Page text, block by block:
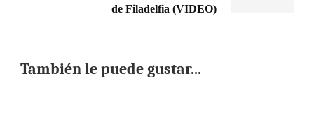
de Filadelfia (VIDEO)
También le puede gustar...